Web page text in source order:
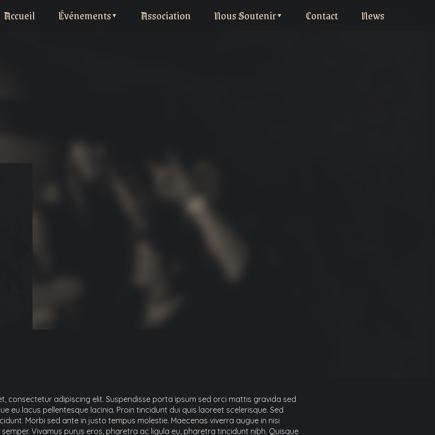
Accueil Événements Association Nous Soutenir Contact News
consectetur adipiscing elit. Suspendisse porta ipsum sed orci mattis gravida sed
eu lacus pellentesque lacinia. Proin tincidunt dui quis laoreet scelerisque. Sed
Morbi sed ante in justo tempus molestie. Maecenas viverra augue in nisi
Vivamus purus eros, pharetra ac ligula eu, pharetra tincidunt nibh. Quisque